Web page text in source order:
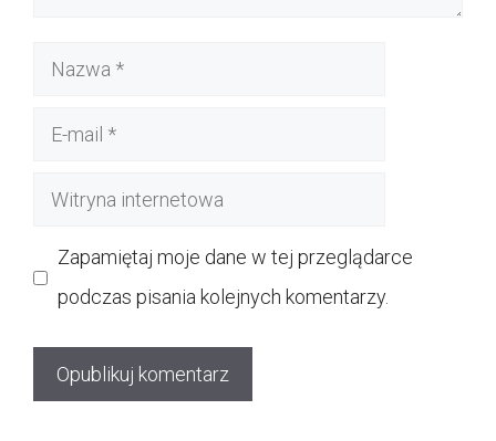
Nazwa
Witryna
Zapamiętaj moje dane w tej przeglądarce
podczas pisania kolejnych komentarzy.